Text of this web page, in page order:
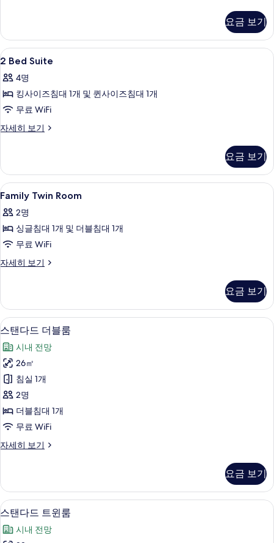
히
보
기
요금 보기
2
Bed
Suite
사
진
모
기
고급 침구, 객실 내 금고, 책상, 암막 커튼
4
2 Bed Suite
4명
킹사이즈침대 1개 및 퀸사이즈침대 1개
무료 WiFi
자세히 보기
2
세
히
보
요금 보기
Family
Twin
Room
사
진
모
기
고급 침구, 객실 내 금고, 책상, 암막 커튼
4
Family Twin Room
2명
싱글침대 1개 및 더블침대 1개
무료 WiFi
자세히 보기
Family
세
히
보
요금 보기
스
탠
다
드
더
블
룸
진
두
보
기
고급 침구, 객실 내 금고, 책상, 암막 커튼
5
스탠다드 더블룸
시내 전망
26㎡
침실 1개
2명
더블침대 1개
무료 WiFi
자세히 보기
스
더
블
룸
세
요금 보기
스
탠
다
고급 침구, 객실 내 금고, 책상, 암막 커튼
3
스탠다드 트윈룸
시내 전망